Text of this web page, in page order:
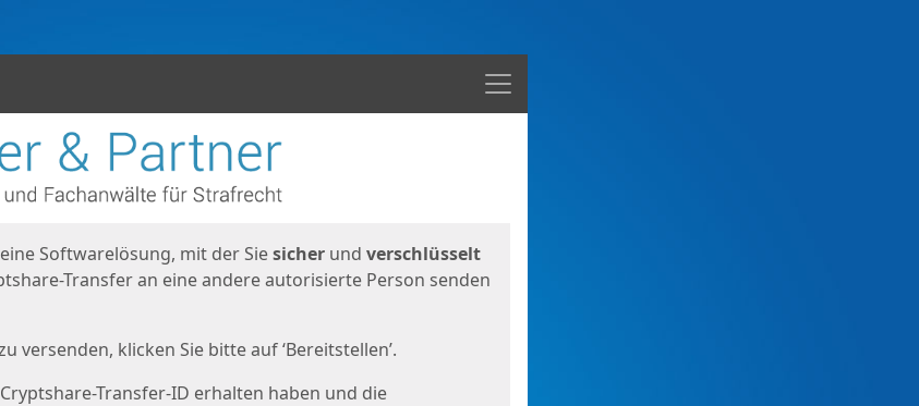
Menü
Softwarelösung, mit der Siesicher und verschlüsselt
Transfer an eine andere autorisierte Person senden
versenden, klicken Sie bitte auf ‘Bereitstellen’.
Transfer-ID erhalten haben und die